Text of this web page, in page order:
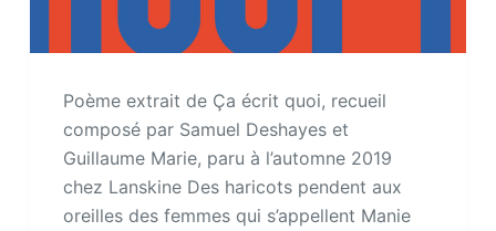
Poème extrait de Ça écrit quoi, recueil
composé par Samuel Deshayes et
Guillaume Marie, paru à l’automne 2019
chez Lanskine Des haricots pendent aux
oreilles des femmes qui s’appellent Manie